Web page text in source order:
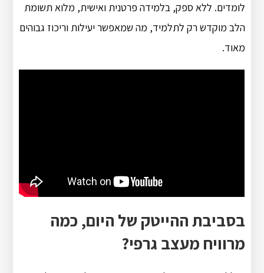
לומדים. ללא ספק, בלמידה פרטנית ואישית, מלוא תשומת
הלב מוקדש רק לתלמיד, מה שמאפשר יעילות וריכוז גבוהים
מאוד.
בסביבת ההייטק של היום, כמה
מרוויח מעצב גרפי?